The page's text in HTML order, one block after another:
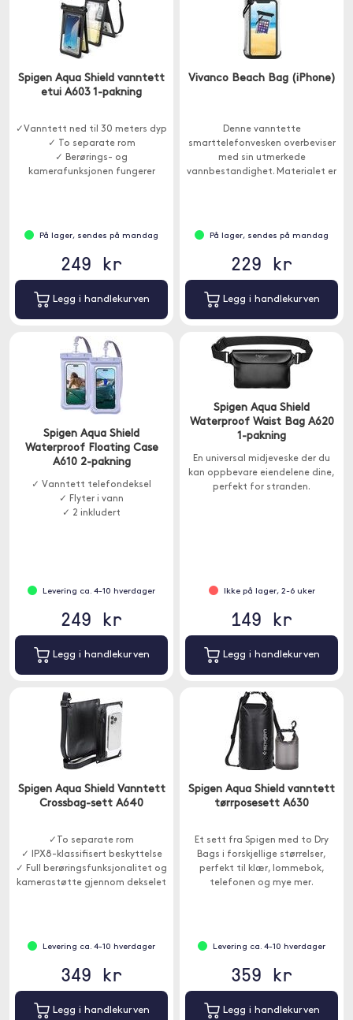
Spigen Aqua Shield vanntett
etui A603 1-pakning
✓Vanntett ned til 30 meters dyp
✓ To separate rom
✓ Berørings- og
kamerafunksjonen fungerer
På lager, sendes på mandag
249 kr
Legg i handlekurven
Vivanco Beach Bag (iPhone)
Denne vanntette
smarttelefonvesken overbeviser
med sin utmerkede
vannbestandighet. Materialet er
På lager, sendes på mandag
229 kr
Legg i handlekurven
Spigen Aqua Shield
Waterproof Floating Case
A610 2-pakning
✓ Vanntett telefondeksel
✓ Flyter i vann
✓ 2 inkludert
Levering ca. 4-10 hverdager
249 kr
Legg i handlekurven
Spigen Aqua Shield
Waterproof Waist Bag A620
1-pakning
En universal midjeveske der du
kan oppbevare eiendelene dine,
perfekt for stranden.
Ikke på lager, 2-6 uker
149 kr
Legg i handlekurven
Spigen Aqua Shield Vanntett
Crossbag-sett A640
✓To separate rom
✓ IPX8-klassifisert beskyttelse
✓ Full berøringsfunksjonalitet og
kamerastøtte gjennom dekselet
Levering ca. 4-10 hverdager
349 kr
Legg i handlekurven
Spigen Aqua Shield vanntett
tørrposesett A630
Et sett fra Spigen med to Dry
Bags i forskjellige størrelser,
perfekt til klær, lommebok,
telefonen og mye mer.
Levering ca. 4-10 hverdager
359 kr
Legg i handlekurven